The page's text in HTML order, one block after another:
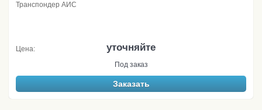
Транспондер АИС
Цена: уточняйте
Под заказ
Заказать